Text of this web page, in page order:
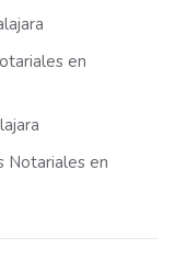
en
Notariales en